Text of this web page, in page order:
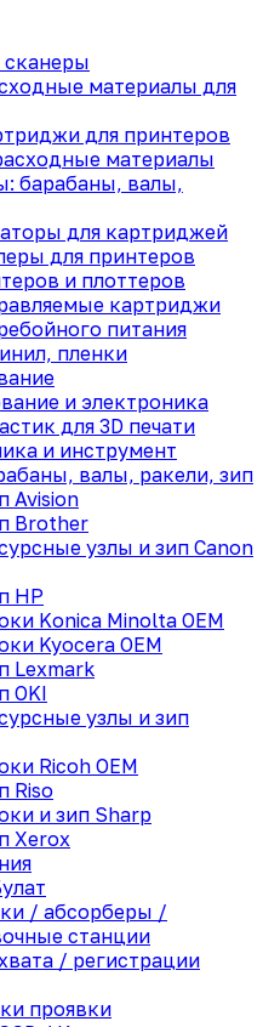
материалы для
для принтеров
материалы
барабаны, валы,
для картриджей
для принтеров
и плоттеров
картриджи
питания
пленки
и электроника
для 3D печати
и инструмент
валы, ракели, зип
Avision
Brother
узлы и зип Canon
HP
Konica Minolta OEM
Kyocera OEM
Lexmark
OKI
узлы и зип
Ricoh OEM
Riso
и зип Sharp
Xerox
/ абсорберы /
станции
/ регистрации
проявки